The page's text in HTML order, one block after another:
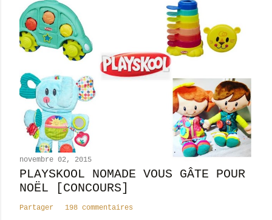
novembre 02, 2015
PLAYSKOOL NOMADE VOUS GÂTE POUR
NOËL [CONCOURS]
Partager 198 commentaires